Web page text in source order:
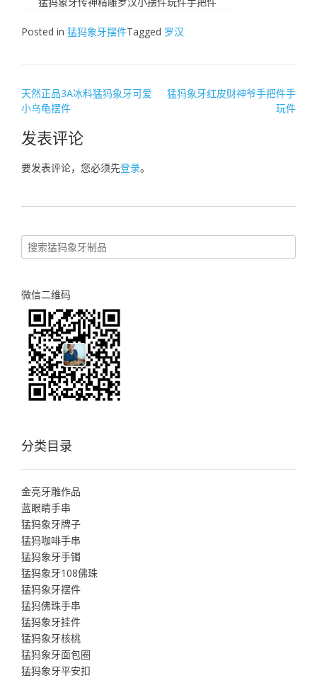
Posted in 猛犸象牙摆件Tagged 罗汉
文
章
导
天然正品3A冰料猛犸象牙可爱
小乌龟摆件
猛犸象牙红皮财神爷手把件手
玩件
发表评论
要发表评论，您必须先登录。
微信二维码
分类目录
金亮牙雕作品
蓝眼睛手串
猛犸象牙牌子
猛犸咖啡手串
猛犸象牙手镯
猛犸象牙108佛珠
猛犸象牙摆件
猛犸佛珠手串
猛犸象牙挂件
猛犸象牙核桃
猛犸象牙面包圈
猛犸象牙平安扣